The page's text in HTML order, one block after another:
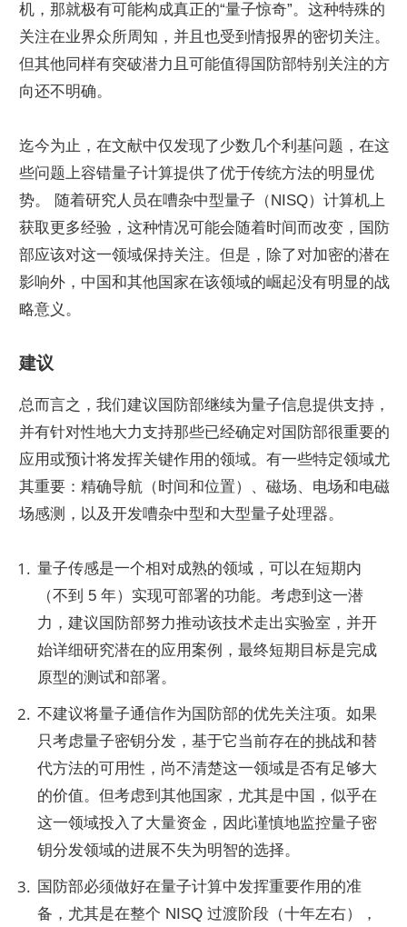
机，那就极有可能构成真正的“量子惊奇”。这种特殊的
关注在业界众所周知，并且也受到情报界的密切关注。
但其他同样有突破潜力且可能值得国防部特别关注的方
向还不明确。
迄今为止，在文献中仅发现了少数几个利基问题，在这
些问题上容错量子计算提供了优于传统方法的明显优
势。 随着研究人员在嘈杂中型量子（NISQ）计算机上
获取更多经验，这种情况可能会随着时间而改变，国防
部应该对这一领域保持关注。但是，除了对加密的潜在
影响外，中国和其他国家在该领域的崛起没有明显的战
略意义。
建议
总而言之，我们建议国防部继续为量子信息提供支持，
并有针对性地大力支持那些已经确定对国防部很重要的
应用或预计将发挥关键作用的领域。有一些特定领域尤
其重要：精确导航（时间和位置）、磁场、电场和电磁
场感测，以及开发嘈杂中型和大型量子处理器。
量子传感是一个相对成熟的领域，可以在短期内
（不到 5 年）实现可部署的功能。考虑到这一潜
力，建议国防部努力推动该技术走出实验室，并开
始详细研究潜在的应用案例，最终短期目标是完成
原型的测试和部署。
不建议将量子通信作为国防部的优先关注项。如果
只考虑量子密钥分发，基于它当前存在的挑战和替
代方法的可用性，尚不清楚这一领域是否有足够大
的价值。但考虑到其他国家，尤其是中国，似乎在
这一领域投入了大量资金，因此谨慎地监控量子密
钥分发领域的进展不失为明智的选择。
国防部必须做好在量子计算中发挥重要作用的准
备，尤其是在整个 NISQ 过渡阶段（十年左右），